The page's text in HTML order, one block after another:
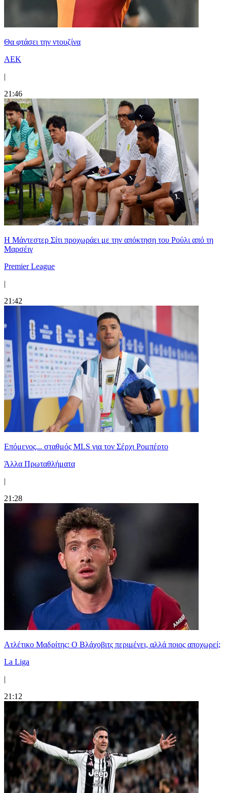
Θα φτάσει την ντουζίνα
ΑΕΚ
|
21:46
Η Μάντεστερ Σίτι προχωράει με την απόκτηση του Ρούλι από τη
Μαρσέιγ
Premier League
|
21:42
Επόμενος... σταθμός MLS για τον Σέρχι Ρομπέρτο
Άλλα Πρωταθλήματα
|
21:28
Ατλέτικο Μαδρίτης: Ο Βλάχοβιτς περιμένει, αλλά ποιος αποχωρεί;
La Liga
|
21:12